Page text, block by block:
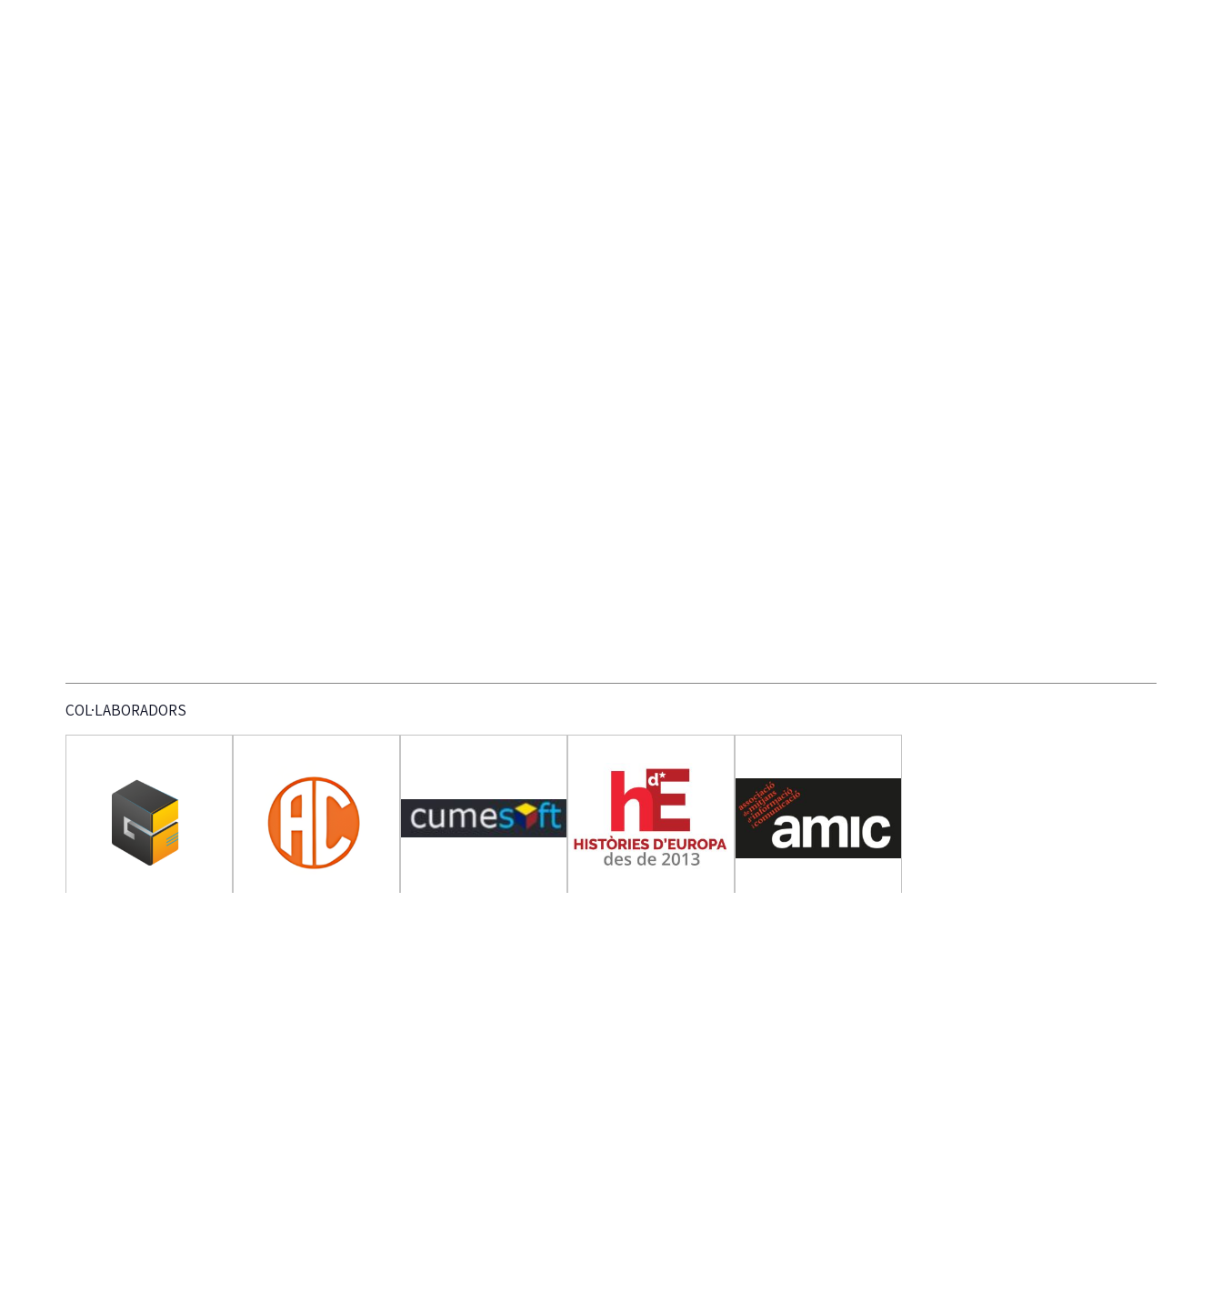
COL·LABORADORS